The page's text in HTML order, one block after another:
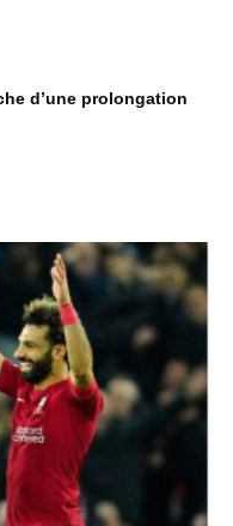
d’une prolongation